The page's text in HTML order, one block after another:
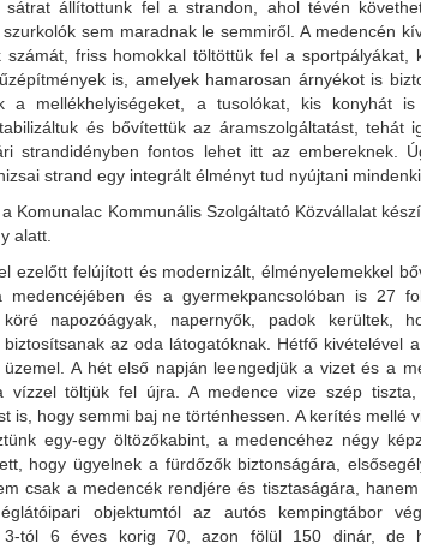
sátrat állítottunk fel a strandon, ahol tévén
sem maradnak le semmiről. A medencén
számát, friss homokkal töltöttük fel a sportpályákat,
is, amelyek hamarosan árnyékot is
a mellékhelyiségeket, a tusolókat, kis konyhát
és bővítettük az áramszolgáltatást, tehát
strandidényben fontos lehet itt az embereknek.
strand egy integrált élményt tud nyújtani
Komunalac Kommunális Szolgáltató Közvállalat
alatt.
ezelőtt felújított és modernizált, élményelemekkel
medencéjében és a gyermekpancsolóban is 27
köré napozóágyak, napernyők, padok kerültek,
biztosítsanak az oda látogatóknak. Hétfő kivételével
A hét első napján leengedjük a vizet és a
vízzel töltjük fel újra. A medence vize szép
is, hogy semmi baj ne történhessen. A kerítés mellé
egy-egy öltözőkabint, a medencéhez négy
hogy ügyelnek a fürdőzők biztonságára,
csak a medencék rendjére és tisztaságára,
objektumtól az autós kempingtábor
3-tól 6 éves korig 70, azon fölül 150 dinár, de